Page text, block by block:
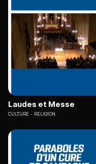
Laudes et Messe
CULTURE RELIGION